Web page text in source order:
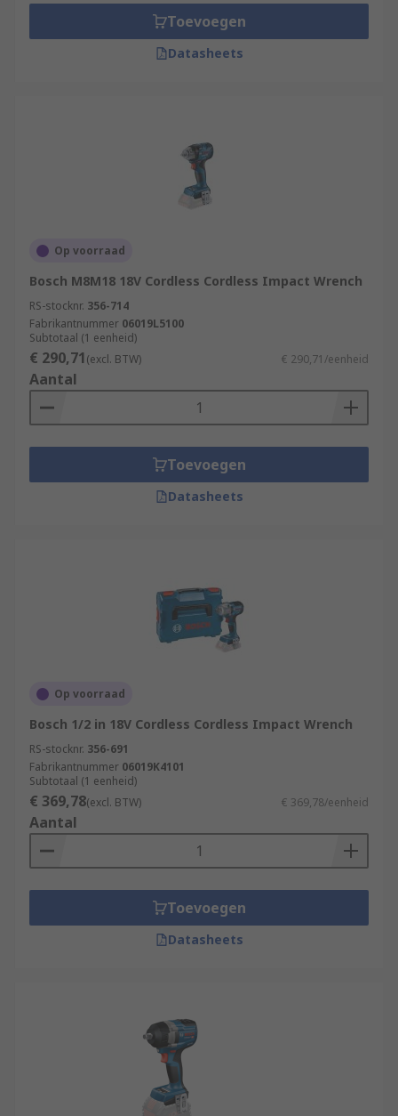
Toevoegen
Datasheets
Op voorraad
Bosch M8M18 18V Cordless Cordless Impact Wrench
RS-stocknr. 356-714
Fabrikantnummer 06019L5100
Subtotaal (1 eenheid)
€ 290,71(excl. BTW) € 290,71/eenheid
Aantal
Toevoegen
Datasheets
Op voorraad
Bosch 1/2 in 18V Cordless Cordless Impact Wrench
RS-stocknr. 356-691
Fabrikantnummer 06019K4101
Subtotaal (1 eenheid)
€ 369,78(excl. BTW) € 369,78/eenheid
Aantal
Toevoegen
Datasheets